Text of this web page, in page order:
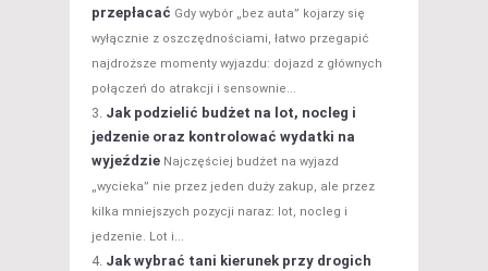
przepłacać Gdy wybór „bez auta” kojarzy się
wyłącznie z oszczędnościami, łatwo przegapić
najdroższe momenty wyjazdu: dojazd z głównych
połączeń do atrakcji i sensownie...
Jak podzielić budżet na lot, nocleg i
jedzenie oraz kontrolować wydatki na
wyjeździe Najczęściej budżet na wyjazd
„wycieka” nie przez jeden duży zakup, ale przez
kilka mniejszych pozycji naraz: lot, nocleg i
jedzenie. Lot i...
Jak wybrać tani kierunek przy drogich